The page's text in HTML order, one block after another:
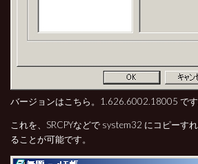
バージョンはこちら。1.626.6002.18005 です
これを、SRCPYなどで system32 にコピーす
ることが可能です。